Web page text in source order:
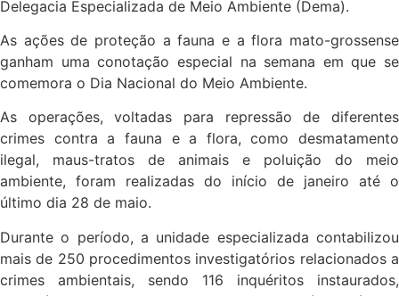
Delegacia Especializada de Meio Ambiente (Dema).
As ações de proteção a fauna e a flora mato-grossense
ganham uma conotação especial na semana em que se
comemora o Dia Nacional do Meio Ambiente.
As operações, voltadas para repressão de diferentes
crimes contra a fauna e a flora, como desmatamento
ilegal, maus-tratos de animais e poluição do meio
ambiente, foram realizadas do início de janeiro até o
último dia 28 de maio.
Durante o período, a unidade especializada contabilizou
mais de 250 procedimentos investigatórios relacionados a
crimes ambientais, sendo 116 inquéritos instaurados,